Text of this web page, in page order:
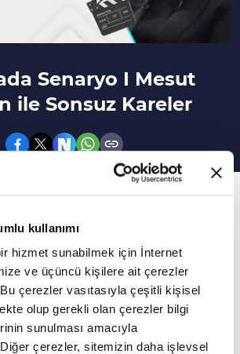
kullanımı
hizmet sunabilmek için İnternet
ve üçüncü kişilere ait çerezler
Bu çerezler vasıtasıyla çeşitli kişisel
olup gerekli olan çerezler bilgi
sunulması amacıyla
Diğer çerezler, sitemizin daha işlevsel
Senaryo I Mesut
ile Sonsuz Kareler
programının bu bölümünde
konusu konuşuldu.
ile Sonsuz Kareler'de bu hafta
ana başlığı ile konuşulan